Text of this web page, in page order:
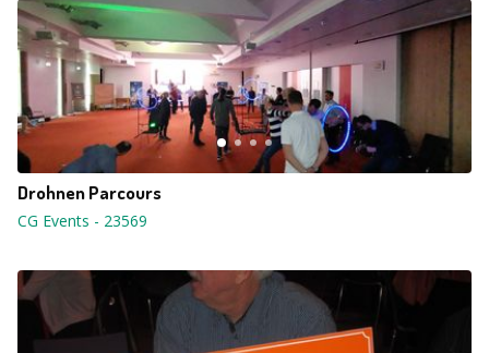
Drohnen Parcours
CG Events - 23569